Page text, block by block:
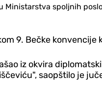
spoljnih
9. Bečke konvencije
iz okvira
saopštilo je